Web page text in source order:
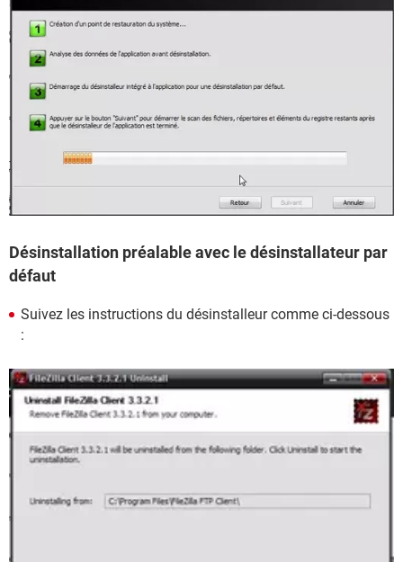
Désinstallation préalable avec le désinstallateur par
défaut
Suivez les instructions du désinstalleur comme ci-dessous
: